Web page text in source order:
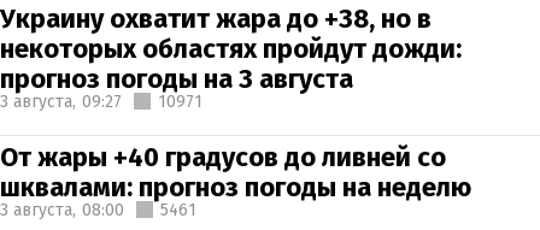
Украину охватит жара до +38, но в
некоторых областях пройдут дожди:
прогноз погоды на 3 августа
3 августа, 09:27 10971
От жары +40 градусов до ливней со
шквалами: прогноз погоды на неделю
3 августа, 08:00 5461